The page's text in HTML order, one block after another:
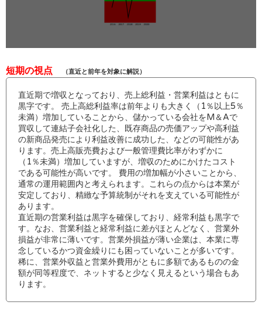
短期の視点 （直近と前年を対象に解説）
直近期で増収となっており、売上総利益・営業利益はともに
黒字です。 売上高総利益率は前年よりも大きく（1％以上5％
未満）増加していることから、儲かっている会社をM＆Aで
買収して連結子会社化した、既存商品の売価アップや高利益
の新商品発売により利益改善に成功した、などの可能性があ
ります。売上高販売費および一般管理費比率がわずかに
（1％未満）増加していますが、増収のためにかけたコスト
である可能性が高いです。 費用の増加幅が小さいことから、
通常の運用範囲内と考えられます。これらの点からは本業が
安定しており、精緻な予算統制がそれを支えている可能性が
あります。
直近期の営業利益は黒字を確保しており、経常利益も黒字で
す。なお、営業利益と経常利益に差がほとんどなく、営業外
損益が非常に薄いです。営業外損益が薄い企業は、本業に専
念しているかつ資金繰りにも困っていないことが多いです。
稀に、営業外収益と営業外費用がともに多額であるものの金
額が同等程度で、ネットすると少なく見えるという場合もあ
ります。